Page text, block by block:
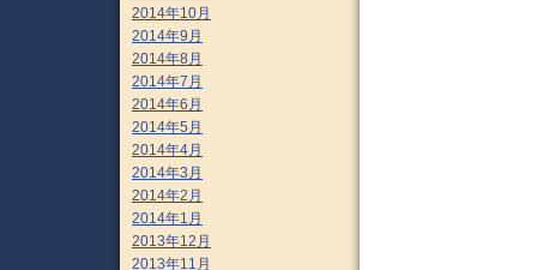
2014年10月
2014年9月
2014年8月
2014年7月
2014年6月
2014年5月
2014年4月
2014年3月
2014年2月
2014年1月
2013年12月
2013年11月